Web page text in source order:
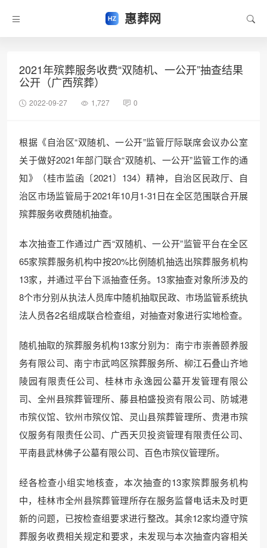
惠葬网
2021年殡葬服务收费“双随机、一公开”抽查结果
公开（广西殡葬）
2022-09-27 1,727 0
根据《自治区“双随机、一公开”监管厅际联席会议办公室
关于做好2021年部门联合“双随机、一公开”监管工作的通
知》（桂市监函〔2021〕134）精神，自治区民政厅、自
治区市场监管局于2021年10月1-31日在全区范围联合开展
殡葬服务收费随机抽查。
本次抽查工作通过广西“双随机、一公开”监管平台在全区
65家殡葬服务机构中按20%比例随机抽选出殡葬服务机构
13家，并通过平台下派抽查任务。13家抽查对象所涉及的
8个市分别从执法人员库中随机抽取民政、市场监管系统执
法人员各2名组成联合检查组，对抽查对象进行实地检查。
随机抽取的殡葬服务机构13家分别为：南宁市崇善颐养服
务有限公司、南宁市武鸣区殡葬服务所、柳江石叠山齐地
陵园有限责任公司、桂林市永逸园公墓开发管理有限公
司、全州县殡葬管理所、藤县柏盛投资有限公司、防城港
市殡仪馆、钦州市殡仪馆、灵山县殡葬管理所、贵港市殡
仪服务有限责任公司、广西天贝投资管理有限责任公司、
平南县武林佛子公墓有限公司、百色市殡仪管理所。
经各检查小组实地核查，本次抽查的13家殡葬服务机构
中，桂林市全州县殡葬管理所存在服务监督电话未及时更
新的问题，已按检查组要求进行整改。其余12家均遵守殡
葬服务收费相关规定和要求，未发现与本次抽查内容相关